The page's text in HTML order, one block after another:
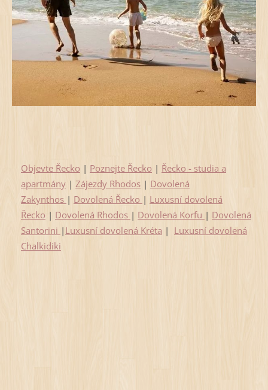
Objevte Řecko | Poznejte Řecko | Řecko - studia a
apartmány| Zájezdy Rhodos| Dovolená
Zakynthos | Dovolená Řecko | Luxusní dovolená
Řecko | Dovolená Rhodos | Dovolená Korfu | Dovolená
Santorini | Luxusní dovolená Kréta | Luxusní dovolená
Chalkidiki